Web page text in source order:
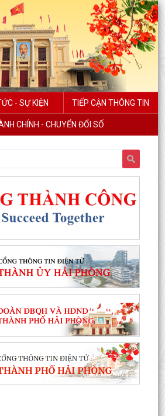
- SỰ KIỆN TIẾP CẬN THÔNG TIN
CHÍNH - CHUYỂN ĐỔI SỐ